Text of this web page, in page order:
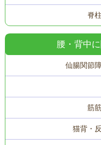
脊
腰・背中
仙腸関節
筋
猫背・